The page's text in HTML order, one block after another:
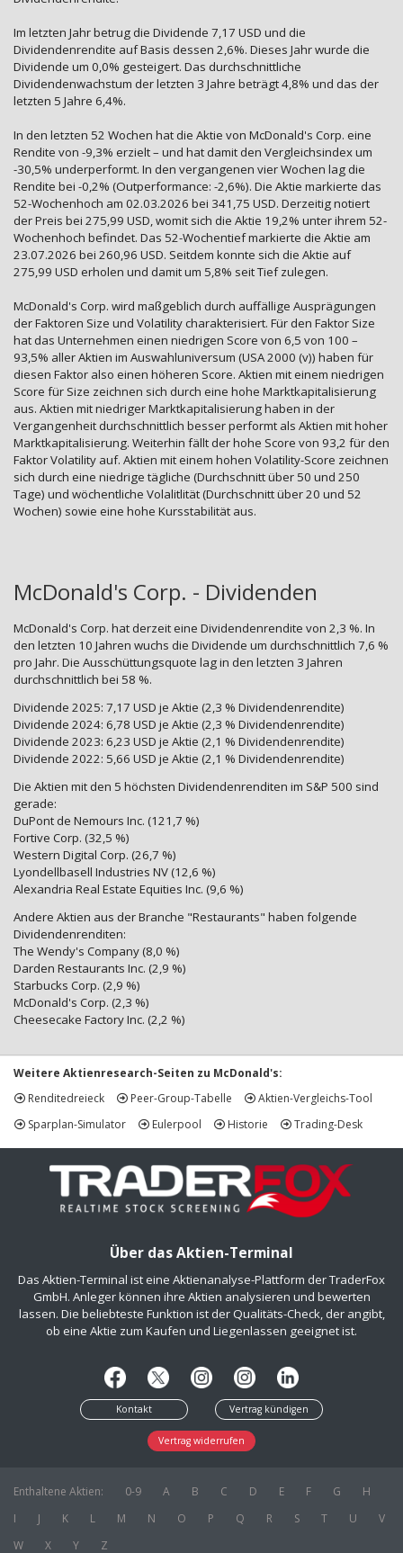
Im letzten Jahr betrug die Dividende 7,17 USD und die
Dividendenrendite auf Basis dessen 2,6%. Dieses Jahr wurde die
Dividende um 0,0% gesteigert. Das durchschnittliche
Dividendenwachstum der letzten 3 Jahre beträgt 4,8% und das der
letzten 5 Jahre 6,4%.
In den letzten 52 Wochen hat die Aktie von McDonald's Corp. eine
Rendite von -9,3% erzielt – und hat damit den Vergleichsindex um
-30,5% underperformt. In den vergangenen vier Wochen lag die
Rendite bei -0,2% (Outperformance: -2,6%). Die Aktie markierte das
52-Wochenhoch am 02.03.2026 bei 341,75 USD. Derzeitig notiert
der Preis bei 275,99 USD, womit sich die Aktie 19,2% unter ihrem 52-
Wochenhoch befindet. Das 52-Wochentief markierte die Aktie am
23.07.2026 bei 260,96 USD. Seitdem konnte sich die Aktie auf
275,99 USD erholen und damit um 5,8% seit Tief zulegen.
McDonald's Corp. wird maßgeblich durch auffällige Ausprägungen
der Faktoren Size und Volatility charakterisiert. Für den Faktor Size
hat das Unternehmen einen niedrigen Score von 6,5 von 100 –
93,5% aller Aktien im Auswahluniversum (USA 2000 (v)) haben für
diesen Faktor also einen höheren Score. Aktien mit einem niedrigen
Score für Size zeichnen sich durch eine hohe Marktkapitalisierung
aus. Aktien mit niedriger Marktkapitalisierung haben in der
Vergangenheit durchschnittlich besser performt als Aktien mit hoher
Marktkapitalisierung. Weiterhin fällt der hohe Score von 93,2 für den
Faktor Volatility auf. Aktien mit einem hohen Volatility-Score zeichnen
sich durch eine niedrige tägliche (Durchschnitt über 50 und 250
Tage) und wöchentliche Volalitlität (Durchschnitt über 20 und 52
Wochen) sowie eine hohe Kursstabilität aus.
McDonald's Corp. - Dividenden
McDonald's Corp. hat derzeit eine Dividendenrendite von 2,3 %. In
den letzten 10 Jahren wuchs die Dividende um durchschnittlich 7,6 %
pro Jahr. Die Ausschüttungsquote lag in den letzten 3 Jahren
durchschnittlich bei 58 %.
Dividende 2025: 7,17 USD je Aktie (2,3 % Dividendenrendite)
Dividende 2024: 6,78 USD je Aktie (2,3 % Dividendenrendite)
Dividende 2023: 6,23 USD je Aktie (2,1 % Dividendenrendite)
Dividende 2022: 5,66 USD je Aktie (2,1 % Dividendenrendite)
Die Aktien mit den 5 höchsten Dividendenrenditen im S&P 500 sind
gerade:
DuPont de Nemours Inc. (121,7 %)
Fortive Corp. (32,5 %)
Western Digital Corp. (26,7 %)
Lyondellbasell Industries NV (12,6 %)
Alexandria Real Estate Equities Inc. (9,6 %)
Andere Aktien aus der Branche "Restaurants" haben folgende
Dividendenrenditen:
The Wendy's Company (8,0 %)
Darden Restaurants Inc. (2,9 %)
Starbucks Corp. (2,9 %)
McDonald's Corp. (2,3 %)
Cheesecake Factory Inc. (2,2 %)
Weitere Aktienresearch-Seiten zu McDonald's:
Renditedreieck
Peer-Group-Tabelle
Aktien-Vergleichs-Tool
Sparplan-Simulator
Eulerpool Historie Trading-Desk
Über das Aktien-Terminal
Das Aktien-Terminal ist eine Aktienanalyse-Plattform der TraderFox
GmbH. Anleger können ihre Aktien analysieren und bewerten
lassen. Die beliebteste Funktion ist der Qualitäts-Check, der angibt,
ob eine Aktie zum Kaufen und Liegenlassen geeignet ist.
Kontakt Vertrag kündigen
Vertrag widerrufen
Enthaltene Aktien: 0-9 A B C D E F G
H
I
J K L M N O P Q R S T U
V
W
X Y Z